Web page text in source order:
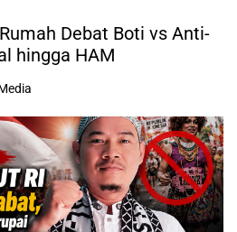
Debat Boti vs Anti-
hingga HAM